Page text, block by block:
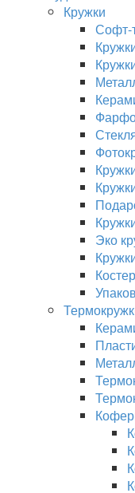
Кружки
Софт-
Эко